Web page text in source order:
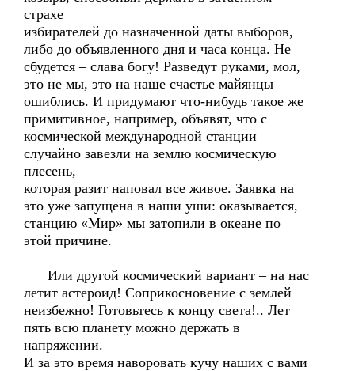
страхе
избирателей до назначенной даты выборов,
либо до объявленного дня и часа конца. Не
сбудется – слава богу! Разведут руками, мол,
это не мы, это на наше счастье майянцы
ошиблись. И придумают что-нибудь такое же
примитивное, например, объявят, что с
космической международной станции
случайно завезли на землю космическую
плесень,
которая разит наповал все живое. Заявка на
это уже запущена в наши уши: оказывается,
станцию «Мир» мы затопили в океане по
этой причине.
Или другой космический вариант – на нас
летит астероид! Соприкосновение с землей
неизбежно! Готовьтесь к концу света!.. Лет
пять всю планету можно держать в
напряжении.
И за это время наворовать кучу наших с вами